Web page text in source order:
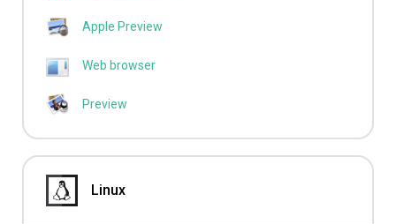
Apple Preview
Web browser
Preview
Linux